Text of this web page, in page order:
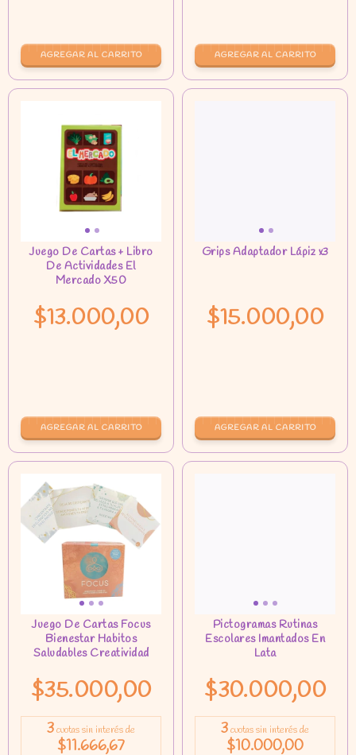
AGREGAR AL CARRITO
$13.000,00 $15.000,00
AGREGAR AL CARRITO
$35.000,00
3cuotas sin interés de
$11.666,67
$30.000,00
3cuotas sin interés de
$10.000,00